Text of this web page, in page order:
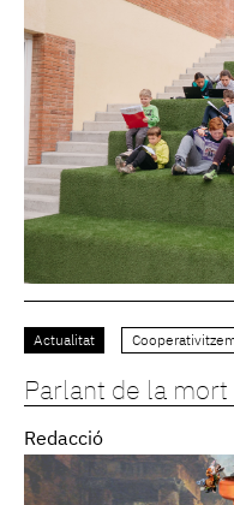
Actualitat
Parlant de la mort
Redacció